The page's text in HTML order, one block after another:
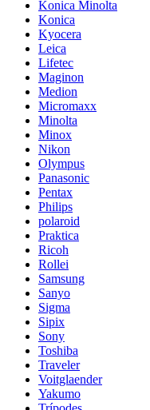
Konica Minolta
Konica
Kyocera
Leica
Lifetec
Maginon
Medion
Micromaxx
Minolta
Minox
Nikon
Olympus
Panasonic
Pentax
Philips
polaroid
Praktica
Ricoh
Rollei
Samsung
Sanyo
Sigma
Sipix
Sony
Toshiba
Traveler
Voitglaender
Yakumo